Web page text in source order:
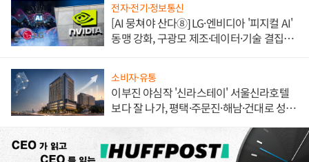
전자·전기·정보통신
[AI 뭉쳐야 산다⑧] LG·엔비디아 '피지컬 AI'
동맹 강화, 구광모 제조·데이터·기술 결집
소비자·유통
이부진 야심작 '신라스테이' 서울신라호텔
보다 잘 나가, 평택·주문진·해남·건대로 성